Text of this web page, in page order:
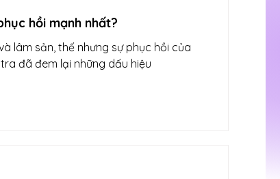
hồi mạnh nhất?
lâm sản, thế nhưng sự phục hồi của
đã đem lại những dấu hiệu